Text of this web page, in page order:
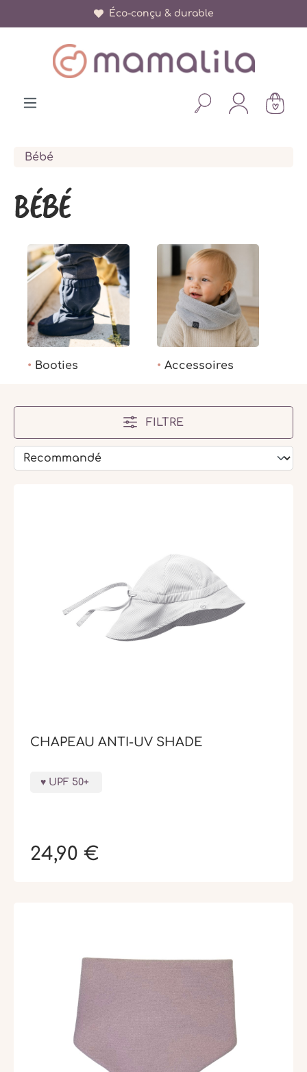
Éco-conçu & durable
+ de 150 000 parents satisfaits
Bébé
BÉBÉ
Booties Accessoires
FILTRE
CHAPEAU ANTI-UV SHADE
UPF 50+
24,90 €